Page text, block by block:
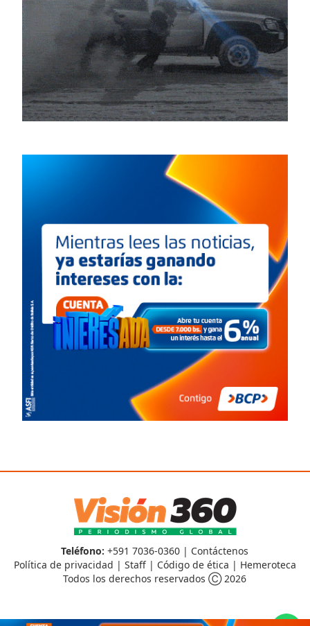
Teléfono: +591 7036-0360 | Contáctenos
Política de privacidad | Staff| Código de ética | Hemeroteca
Todos los derechos reservados Ⓒ 2026